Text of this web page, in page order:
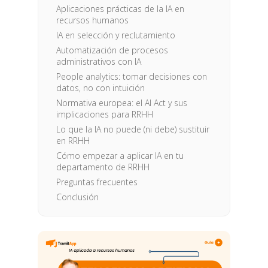
Aplicaciones prácticas de la IA en
recursos humanos
IA en selección y reclutamiento
Automatización de procesos
administrativos con IA
People analytics: tomar decisiones con
datos, no con intuición
Normativa europea: el AI Act y sus
implicaciones para RRHH
Lo que la IA no puede (ni debe) sustituir
en RRHH
Cómo empezar a aplicar IA en tu
departamento de RRHH
Preguntas frecuentes
Conclusión